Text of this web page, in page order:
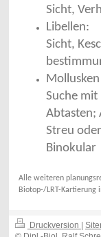
Sicht,
Libellen:
Sicht,
Suche mit
Abtasten;
Streu
Binokular
Alle weiteren
Biotop-/LRT-Kartierung
Druckversion